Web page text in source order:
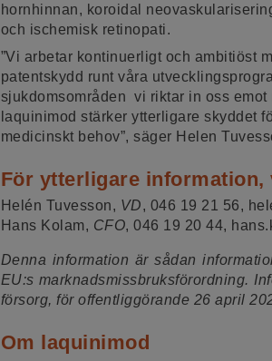
hornhinnan, koroidal
och ischemisk retinopati.
”Vi arbetar kontinuerligt och ambitiöst
patentskydd runt våra
sjukdomsområden vi riktar in oss
laquinimod stärker ytterligare skyddet
medicinskt behov”, säger Helen
För ytterligare information,
Helén Tuvesson, VD, 046 19 21 56,
Hans Kolam, CFO, 046 19 20 44,
Denna information är sådan
EU:s marknadsmissbruksförordning.
försorg, för offentliggörande 26 april
Om laquinimod